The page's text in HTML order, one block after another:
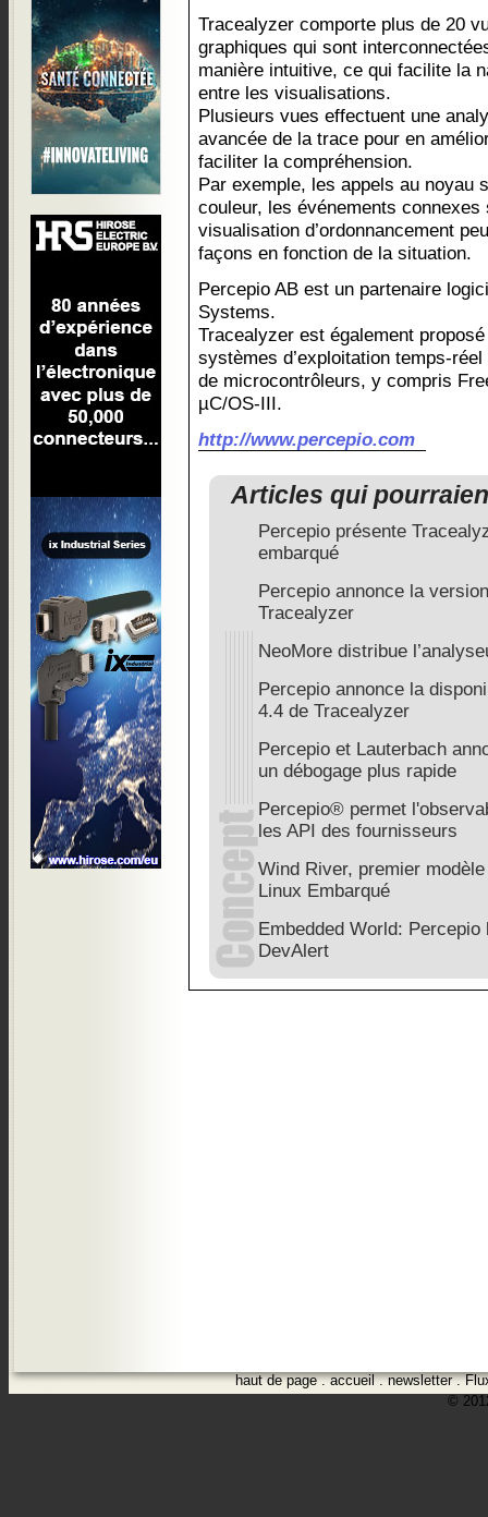
Tracealyzer comporte plus de 20
graphiques qui sont
manière intuitive, ce qui facilite la
entre les visualisations.
Plusieurs vues effectuent une
avancée de la trace pour en
faciliter la compréhension.
Par exemple, les appels au noyau
couleur, les événements
visualisation d’ordonnancement
façons en fonction de la situation.
Percepio AB est un partenaire
Systems.
Tracealyzer est également
systèmes d’exploitation temps-
de microcontrôleurs, y compris
µC/OS-III.
http://www.percepio.com
Articles qui
Percepio présente
embarqué
Percepio annonce la
Tracealyzer
NeoMore distribue
Percepio annonce la
4.4 de Tracealyzer
Percepio et Lauterbach
un débogage plus rapide
Percepio® permet
les API des fournisseurs
Wind River, premier
Linux Embarqué
Embedded World:
DevAlert
haut de page.accueil.newsletter.
©